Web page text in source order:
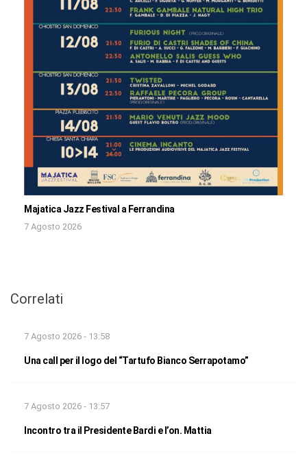
Majatica Jazz Festival a Ferrandina
7 Agosto 2026
Correlati
7 Agosto 2026 - 13:58
Una call per il logo del “Tartufo Bianco Serrapotamo”
7 Agosto 2026 - 13:57
Incontro tra il Presidente Bardi e l’on. Mattia